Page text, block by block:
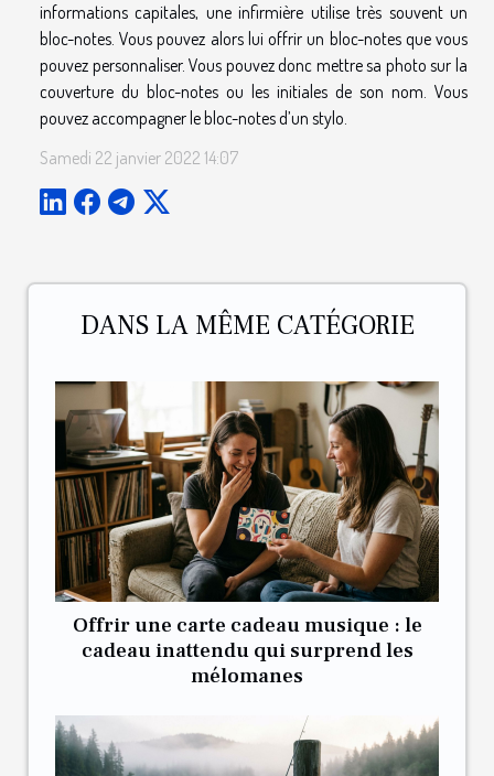
DANS LA MÊME CATÉGORIE
Offrir une carte cadeau musique : le
cadeau inattendu qui surprend les
mélomanes
informations capitales, une infirmière utilise très souvent un
bloc-notes. Vous pouvez alors lui offrir un bloc-notes que vous
pouvez personnaliser. Vous pouvez donc mettre sa photo sur la
couverture du bloc-notes ou les initiales de son nom. Vous
pouvez accompagner le bloc-notes d’un stylo.
Samedi 22 janvier 2022 14:07